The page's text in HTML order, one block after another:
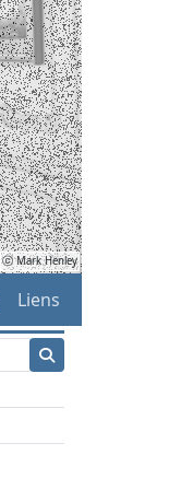
ⓒ Mark Henley
Liens